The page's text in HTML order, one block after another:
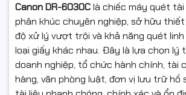
Canon DR-6030Clà chiếc máy quét
phân khúc chuyên nghiệp, sở hữu
độ xử lý vượt trội và khả năng quét
loại giấy khác nhau. Đây là lựa chọn lý
doanh nghiệp, tổ chức hành chính, tài
hàng, văn phòng luật, đơn vị lưu trữ hồ
Môi trường
hoạt động
10 - 32,5°C (50 – 90,5°F)
Độ ẩm 20 -
Kích thước
(W x D x H)
Khi đóng khay nạp
giấy
398,4
x 12,3